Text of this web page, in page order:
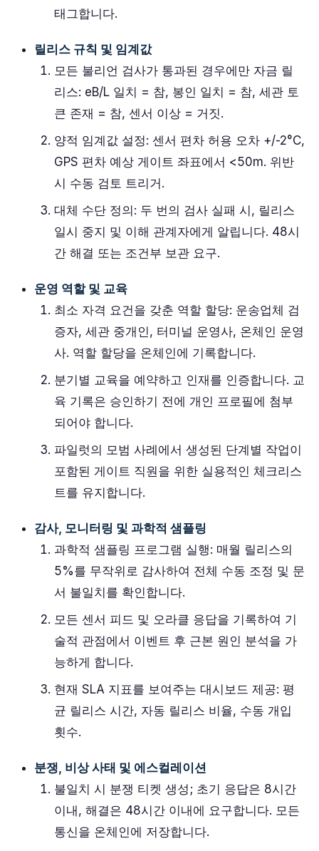
태그합니다.
릴리스 규칙 및 임계값
모든 불리언 검사가 통과된 경우에만 자금 릴
리스: eB/L 일치 = 참, 봉인 일치 = 참, 세관 토
큰 존재 = 참, 센서 이상 = 거짓.
양적 임계값 설정: 센서 편차 허용 오차 +/-2°C,
GPS 편차 예상 게이트 좌표에서 <50m. 위반
시 수동 검토 트리거.
대체 수단 정의: 두 번의 검사 실패 시, 릴리스
일시 중지 및 이해 관계자에게 알립니다. 48시
간 해결 또는 조건부 보관 요구.
운영 역할 및 교육
최소 자격 요건을 갖춘 역할 할당: 운송업체 검
증자, 세관 중개인, 터미널 운영사, 온체인 운영
사. 역할 할당을 온체인에 기록합니다.
분기별 교육을 예약하고 인재를 인증합니다. 교
육 기록은 승인하기 전에 개인 프로필에 첨부
되어야 합니다.
파일럿의 모범 사례에서 생성된 단계별 작업이
포함된 게이트 직원을 위한 실용적인 체크리스
트를 유지합니다.
감사, 모니터링 및 과학적 샘플링
과학적 샘플링 프로그램 실행: 매월 릴리스의
5%를 무작위로 감사하여 전체 수동 조정 및 문
서 불일치를 확인합니다.
모든 센서 피드 및 오라클 응답을 기록하여 기
술적 관점에서 이벤트 후 근본 원인 분석을 가
능하게 합니다.
현재 SLA 지표를 보여주는 대시보드 제공: 평
균 릴리스 시간, 자동 릴리스 비율, 수동 개입
횟수.
분쟁, 비상 사태 및 에스컬레이션
불일치 시 분쟁 티켓 생성; 초기 응답은 8시간
이내, 해결은 48시간 이내에 요구합니다. 모든
통신을 온체인에 저장합니다.